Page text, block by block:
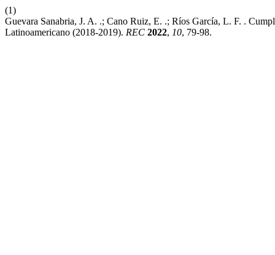
(1)
Guevara Sanabria, J. A. .; Cano Ruiz, E. .; Ríos García, L. F. .
Latinoamericano (2018-2019). REC 2022, 10, 79-98.